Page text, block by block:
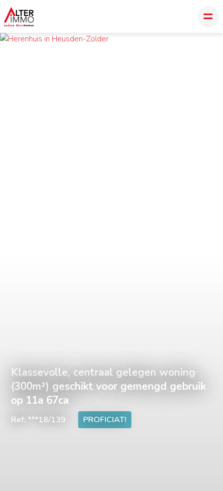
Klassevolle, centraal gelegen woning
(300m²) geschikt voor gemengd gebruik
op 11a 67ca
Ref: ***18/139 PROFICIAT!